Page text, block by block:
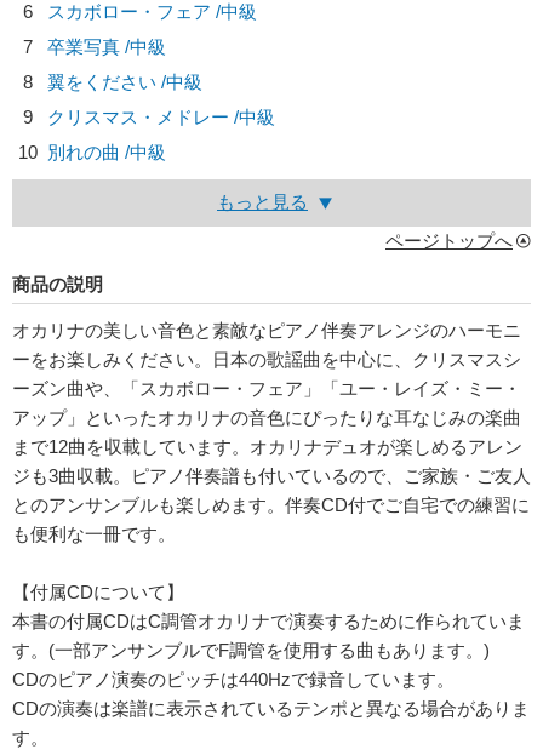
6
スカボロー・フェア /中級
7
卒業写真 /中級
8
翼をください /中級
9
クリスマス・メドレー /中級
10 別れの曲 /中級
もっと見る
ページトップへ
商品の説明
オカリナの美しい音色と素敵なピアノ伴奏アレンジのハーモニ
ーをお楽しみください。日本の歌謡曲を中心に、クリスマスシ
ーズン曲や、「スカボロー・フェア」「ユー・レイズ・ミー・
アップ」といったオカリナの音色にぴったりな耳なじみの楽曲
まで12曲を収載しています。オカリナデュオが楽しめるアレン
ジも3曲収載。ピアノ伴奏譜も付いているので、ご家族・ご友人
とのアンサンブルも楽しめます。伴奏CD付でご自宅での練習に
も便利な一冊です。
【付属CDについて】
本書の付属CDはC調管オカリナで演奏するために作られていま
す。(一部アンサンブルでF調管を使用する曲もあります。)
CDのピアノ演奏のピッチは440Hzで録音しています。
CDの演奏は楽譜に表示されているテンポと異なる場合がありま
す。